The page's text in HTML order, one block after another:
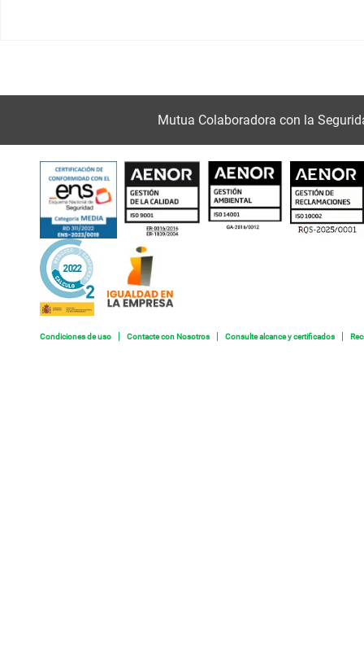
Mutua Colaboradora con la
Condiciones de uso Contacte con Nosotros Consulte alcance y certificados